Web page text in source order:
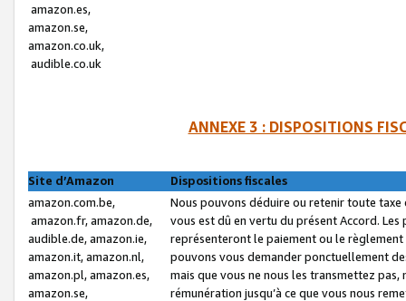
amazon.es,
amazon.se,
amazon.co.uk,
audible.co.uk
ANNEXE 3 : DISPOSITIONS
Site d’Amazon
Dispositions fiscales
amazon.com.be,
amazon.fr, amazon.de,
audible.de, amazon.ie,
amazon.it, amazon.nl,
amazon.pl, amazon.es,
amazon.se,
Nous pouvons déduire ou retenir toute
vous est dû en vertu du présent Accord.
représenteront le paiement ou le
pouvons vous demander ponctuellement
mais que vous ne nous les transmettez
rémunération jusqu’à ce que vous nous